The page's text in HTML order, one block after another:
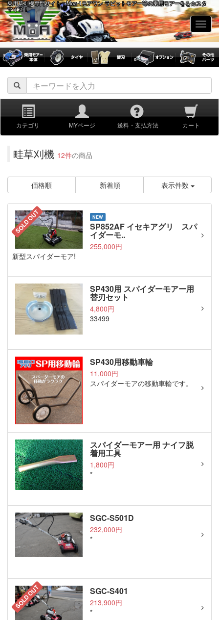
乗用草刈機専門サイト：Moa-1モアワン ラビットモアー等の乗用モアーををカスタ
マイズ！
カテゴリ MYページ 送料・支払方法 カート
畦草刈機 12件の商品
価格順 新着順 表示件数
SOLD OUT NEW
SP852AF イセキアグリ スパ
イダーモ..
255,000円
新型スパイダーモア!
SP430用 スパイダーモアー用
替刃セット
4,800円
33499
SP430用移動車輪
11,000円
スパイダーモアの移動車輪です。
スパイダーモアー用 ナイフ脱
着用工具
1,800円
*
SGC-S501D
232,000円
*
SOLD OUT SGC-S401
213,900円
*